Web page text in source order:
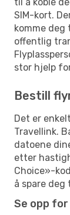
SIM-kort.
komme
offentlig
stor hjelp
Bestill
Det er
Travellink.
datoene
etter
Choice»-
å spare deg
Se opp